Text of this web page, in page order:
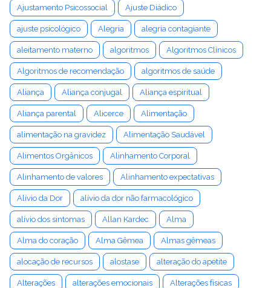
Ajustamento Psicossocial Ajuste Diádico
ajuste psicológico Alegria alegria contagiante
aleitamento materno algoritmos Algoritmos Clínicos
Algoritmos de recomendação algoritmos de saúde
Aliança Aliança conjugal Aliança espiritual
Aliança parental Alicerce Alimentação
alimentação na gravidez Alimentação Saudável
Alimentos Orgânicos Alinhamento Corporal
Alinhamento de valores Alinhamento expectativas
Alívio da Dor alívio da dor não farmacológico
alívio dos sintomas Allan Kardec Alma
Alma do coração Alma Gêmea Almas gêmeas
alocação de recursos alostase alteração do apetite
Alterações alterações emocionais Alterações físicas